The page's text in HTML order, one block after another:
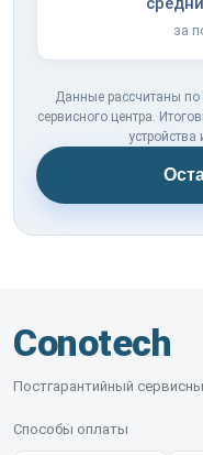
за
Данные рассчитаны по
сервисного центра.
устройства
Conotech
Постгарантийный
Способы оплаты